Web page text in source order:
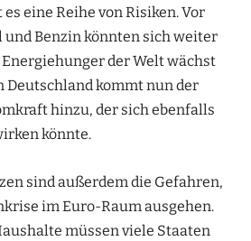
eine Reihe von Risiken. Vor
und Benzin könnten sich weiter
der Welt wächst
kommt nun der
hinzu, der sich ebenfalls
könnte.
sind außerdem die Gefahren,
im Euro-Raum ausgehen.
müssen viele Staaten